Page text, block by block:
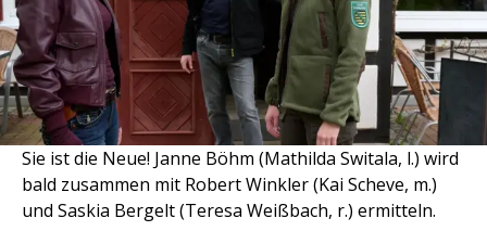
Sie ist die Neue! Janne Böhm (Mathilda Switala, l.) wird
bald zusammen mit Robert Winkler (Kai Scheve, m.)
und Saskia Bergelt (Teresa Weißbach, r.) ermitteln.